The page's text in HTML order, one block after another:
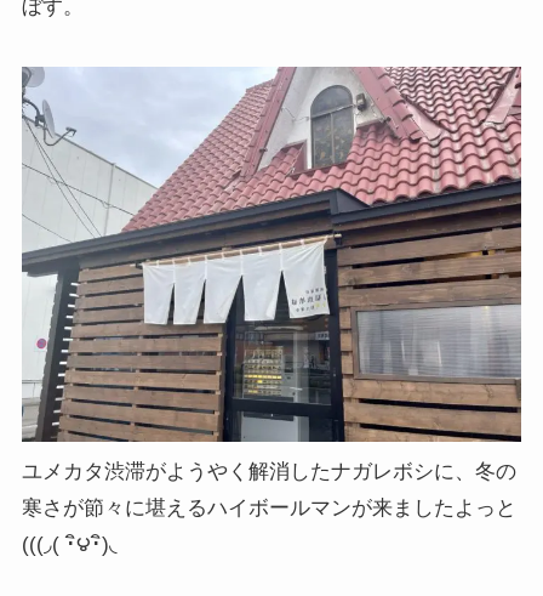
ぼす。
ユメカタ渋滞がようやく解消したナガレボシに、冬の
寒さが節々に堪えるハイボールマンが来ましたよっと
(((◞( ･ิ౪･ิ)◟